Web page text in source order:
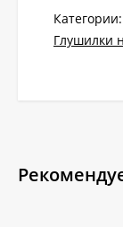
Категории:
Глушилки